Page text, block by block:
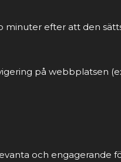
minuter efter att den
på webbplatsen
och engagerande